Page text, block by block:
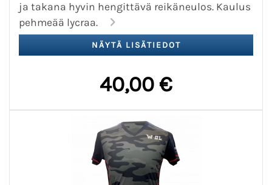
ja takana hyvin hengittävä reikäneulos. Kaulus
pehmeää lycraa.
40,00 €